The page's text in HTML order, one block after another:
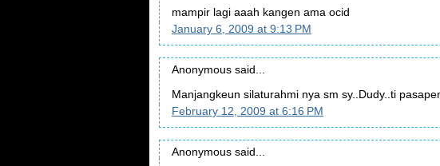
mampir lagi aaah kangen ama ocid
January 6, 2009 at 9:13 PM
Anonymous said...
Manjangkeun silaturahmi nya sm sy..Dudy..ti
February 12, 2009 at 6:16 PM
Anonymous said...